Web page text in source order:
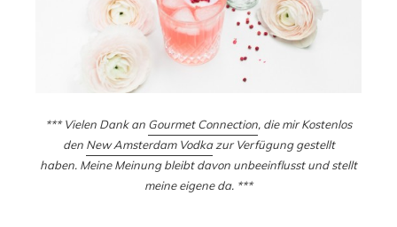
*** Vielen Dank an Gourmet Connection, die mir Kostenlos
den New Amsterdam Vodkazur Verfügung gestellt
haben. Meine Meinung bleibt davon unbeeinflusst und stellt
meine eigene da. ***